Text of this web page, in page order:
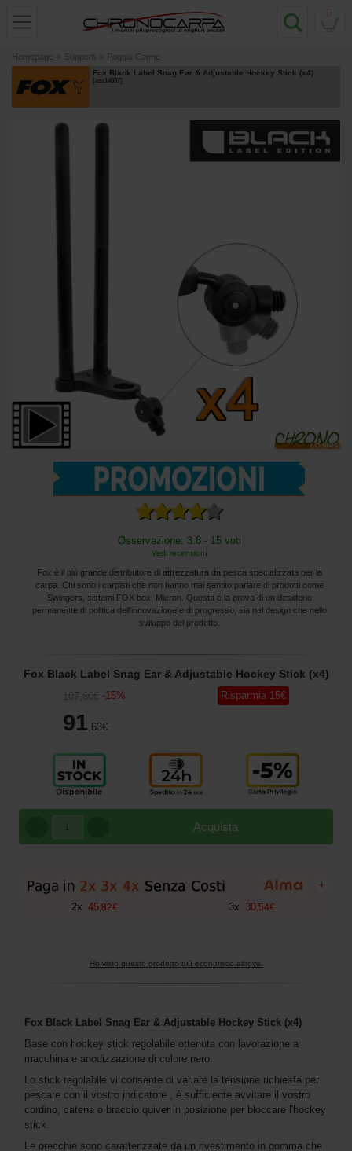
Homepage » Supporti » Poggia Canne
Fox Black Label Snag Ear & Adjustable Hockey Stick (x4)
[esc14507]
Osservazione: 3.8 - 15 voti
Vedi recensioni
Fox è il più grande distributore di attrezzatura da pesca specializzata per la
carpa. Chi sono i carpisti che non hanno mai sentito parlare di prodotti come
Swingers, sistemi FOX box, Micron. Questa è la prova di un desiderio
permanente di politica dell'innovazione e di progresso, sia nel design che nello
sviluppo del prodotto.
Fox Black Label Snag Ear & Adjustable Hockey Stick (x4)
107,60€ -15%
91 ,63€
Risparmia 15€
Acquista
+
2x 45 82€ 3x 30 54€
Ho visto questo prodotto più economico altrove.
Fox Black Label Snag Ear & Adjustable Hockey Stick (x4)
Base con hockey stick regolabile ottenuta con lavorazione a
macchina e anodizzazione di colore nero.
Lo stick regolabile vi consente di variare la tensione richiesta per
pescare con il vostro indicatore , è sufficiente avvitare il vostro
cordino, catena o braccio quiver in posizione per bloccare l'hockey
stick.
Le orecchie sono caratterizzate da un rivestimento in gomma che